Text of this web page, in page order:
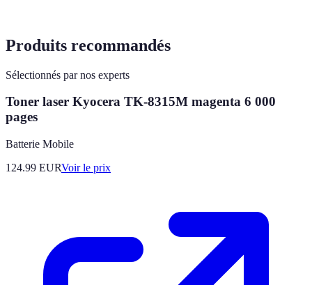
Produits recommandés
Sélectionnés par nos experts
Toner laser Kyocera TK-8315M magenta 6 000
pages
Batterie Mobile
124.99 EURVoir le prix